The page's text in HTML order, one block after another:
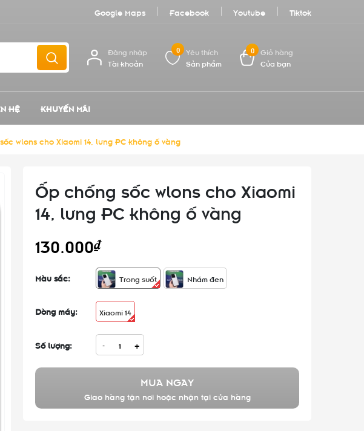
Google Maps Facebook Youtube Tiktok
Đăng nhập
Tài khoản
0
Yêu thích
Sản phẩm
0
Giỏ hàng
Của bạn
HỆ KHUYẾN MÃI
wlons cho Xiaomi 14, lưng PC không ố vàng
Ốp chống sốc wlons cho Xiaomi
14, lưng PC không ố vàng
130.000₫
Màu sắc: Trong suốt Nhám đen
Dòng máy: Xiaomi 14
Số lượng: - +
MUA NGAY
Giao hàng tận nơi hoặc nhận tại cửa hàng